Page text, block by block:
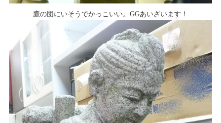
鷹の団にいそうでかっこいい。GGあいざいます！